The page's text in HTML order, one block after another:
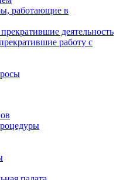
работающие в
деятельность
работу с